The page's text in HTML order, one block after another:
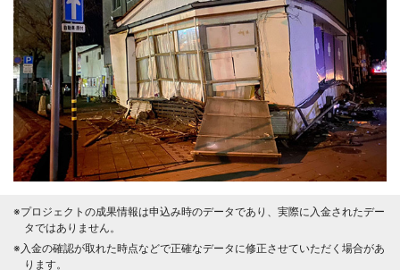
※プロジェクトの成果情報は申込み時のデータであり、実際に入金されたデー
タではありません。
※入金の確認が取れた時点などで正確なデータに修正させていただく場合があ
ります。